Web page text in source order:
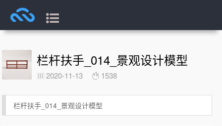
栏杆扶手_014_景观设计模型
2020-11-13 1538
栏杆扶手_014_景观设计模型